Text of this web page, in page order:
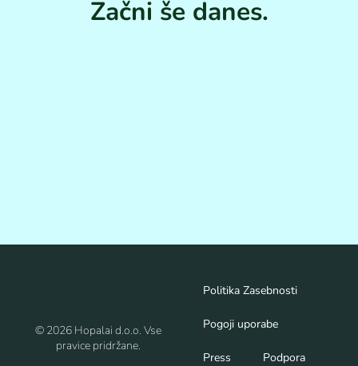
Začni še danes.
© 2026 Hopalai d.o.o. Vse
pravice pridržane.
Politika Zasebnosti
Pogoji uporabe
Press Podpora